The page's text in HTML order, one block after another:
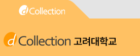
고려대학교